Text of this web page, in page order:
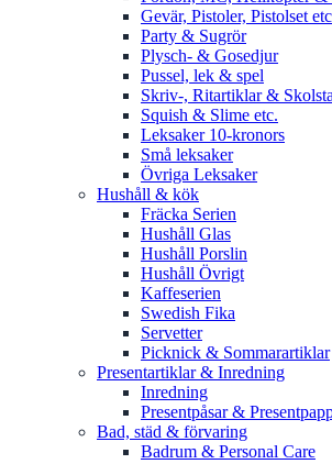
Gevär, Pistoler, Pistolset
Party & Sugrör
Plysch- & Gosedjur
Pussel, lek & spel
Skriv-, Ritartiklar &
Squish & Slime etc.
Leksaker 10-kronors
Små leksaker
Övriga Leksaker
Hushåll & kök
Fräcka Serien
Hushåll Glas
Hushåll Porslin
Hushåll Övrigt
Kaffeserien
Swedish Fika
Servetter
Picknick & Sommarartiklar
Presentartiklar & Inredning
Inredning
Presentpåsar &
Bad, städ & förvaring
Badrum & Personal Care